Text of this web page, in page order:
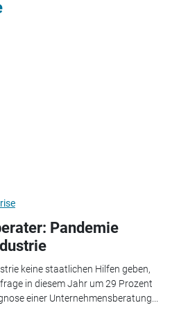
Pandemie
keine staatlichen Hilfen geben,
in diesem Jahr um 29 Prozent
einer Unternehmensberatung...